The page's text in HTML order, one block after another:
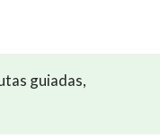
guiadas,